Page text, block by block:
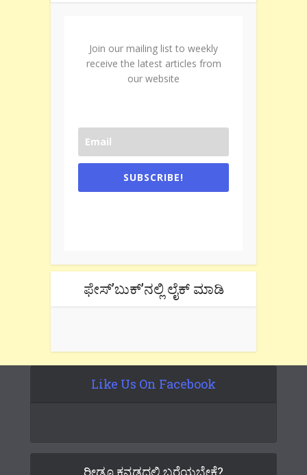
Join our mailing list to weekly
receive the latest articles from
our website
SUBSCRIBE!
ಫೇಸ್’ಬುಕ್’ನಲ್ಲಿ ಲೈಕ್ ಮಾಡಿ
Like Us On Facebook
ರೀಡೂ ಕನ್ನಡದಲ್ಲಿ ಬರೆಯಬೇಕೆ?